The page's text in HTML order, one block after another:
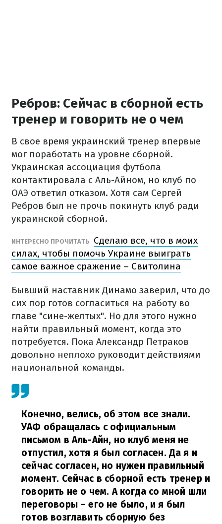
Ребров: Сейчас в сборной есть
тренер и говорить не о чем
В свое время украинский тренер впервые
мог поработать на уровне сборной.
Украинская ассоциация футбола
контактировала с Аль-Айном, но клуб по
ОАЭ ответил отказом. Хотя сам Сергей
Ребров был не прочь покинуть клуб ради
украинской сборной.
ИНТЕРЕСНО ПРОЧИТАТЬ
Сделаю все, что в моих
силах, чтобы помочь Украине выиграть
самое важное сражение – Свитолина
Бывший наставник Динамо заверил, что до
сих пор готов согласиться на работу во
главе "сине-желтых". Но для этого нужно
найти правильный момент, когда это
потребуется. Пока Александр Петраков
довольно неплохо руководит действиями
национальной команды.
Конечно, велись, об этом все знали.
УАФ обращалась с официальным
письмом в Аль-Айн, но клуб меня не
отпустил, хотя я был согласен. Да я и
сейчас согласен, но нужен правильный
момент. Сейчас в сборной есть тренер и
говорить не о чем. А когда со мной шли
переговоры – его не было, и я был
готов возглавить сборную без